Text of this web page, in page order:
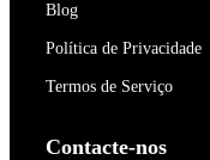
Blog
Política de Privacidade
Termos de Serviço
Contacte-nos